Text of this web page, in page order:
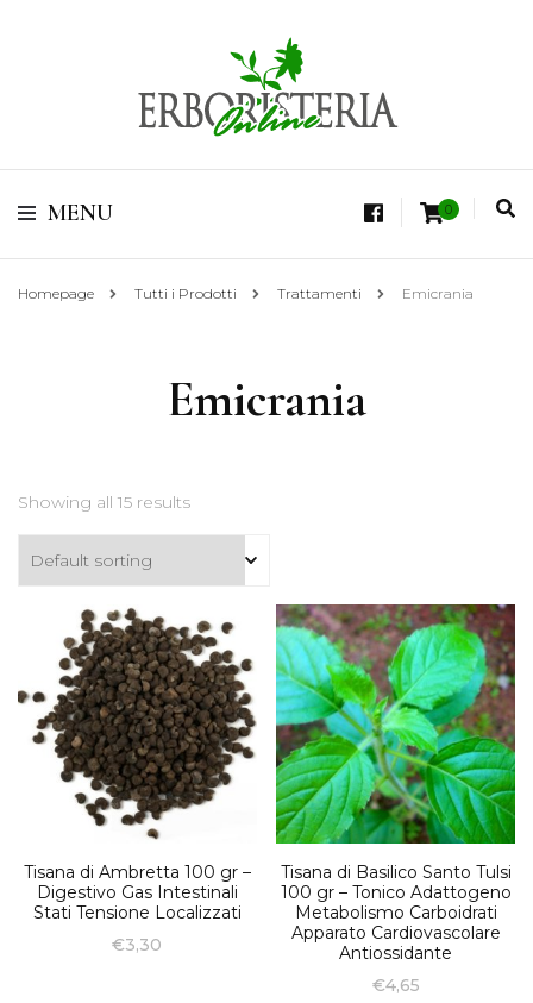
Erboristeria Shop
Online Tisane
Vendita di Botaniche, Erbe e Spezie Officinali, Tisane Terapeutiche Esclusive,
MENU 0
Homepage Tutti i Prodotti Trattamenti Emicrania
Emicrania
Showing all 15 results
Tisana di Ambretta 100 gr –
Digestivo Gas Intestinali
Stati Tensione Localizzati
€3,30
Tisana di Basilico Santo Tulsi
100 gr – Tonico Adattogeno
Metabolismo Carboidrati
Apparato Cardiovascolare
Antiossidante
€4,65